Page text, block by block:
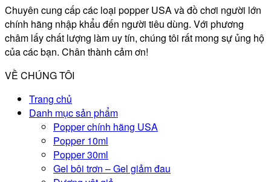
Chuyên cung cấp các loại popper USA và đồ chơi người lớn
chính hãng nhập khẩu đến người tiêu dùng. Với phương
châm lấy chất lượng làm uy tín, chúng tôi rất mong sự ủng hộ
của các bạn. Chân thành cảm ơn!
VỀ CHÚNG TÔI
Trang chủ
Danh mục sản phẩm
Popper chính hãng USA
Popper 10ml
Popper 30ml
Gel bôi trơn – Gel giảm đau